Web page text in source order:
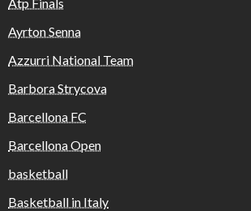
Ayrton Senna
Azzurri National Team
Barbora Strycova
Barcellona FC
Barcellona Open
basketball
Basketball in Italy